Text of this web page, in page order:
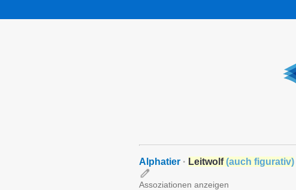
Alphatier · Leitwolf(auch figurativ)
Assoziationen anzeigen